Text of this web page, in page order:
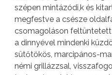
szépen mintázódi,k és
megfestve a csésze
csomagoláson
a dinnyével mindenki
sütőtökös, marcipános-
némi grillázzsal,